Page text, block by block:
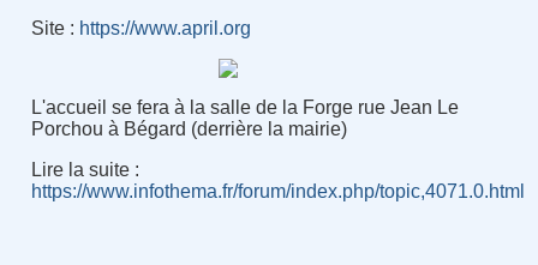
Site : https://www.april.org
L'accueil se fera à la salle de la Forge rue Jean Le
Porchou à Bégard (derrière la mairie)
Lire la suite :
https://www.infothema.fr/forum/index.php/topic,4071.0.html